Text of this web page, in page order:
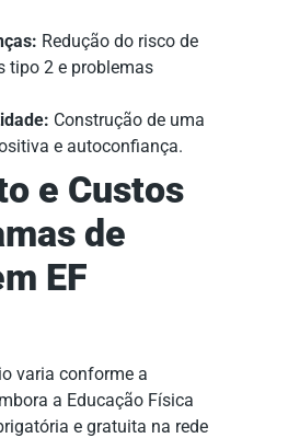
Redução do risco de
tipo 2 e problemas
Construção de uma
e autoconfiança.
e Custos
de
EF
varia conforme a
a Educação Física
e gratuita na rede